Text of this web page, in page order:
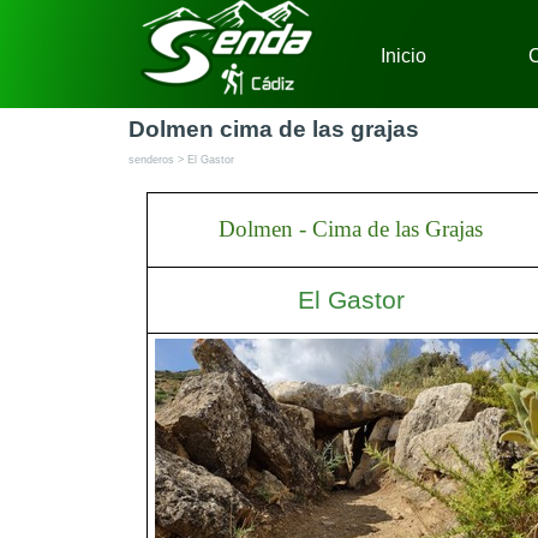
Inicio
Dolmen cima de las grajas
senderos > El Gastor
Dolmen - Cima de las Grajas
El Gastor